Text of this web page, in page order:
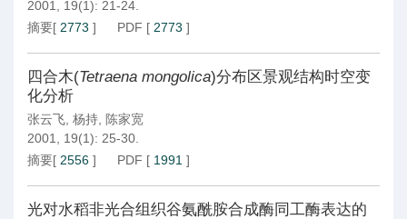
2001, 19(1): 21-24.
摘要[ 2773 ] PDF [ 2773 ]
四合木(Tetraena mongolica)分布区景观结构时空变
化分析
张云飞 杨持
陈家宽
2001, 19(1): 25-30.
摘要[ 2556 ] PDF [ 1991 ]
光对水稻非光合组织谷氨酰胺合成酶同工酶表达的